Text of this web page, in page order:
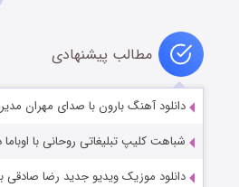
مطالب پیشنهادی
دانلود آهنگ بارون با صدای مهران
شباهت کلیپ تبلیغاتی روحانی با اوباما در سال
دانلود موزیک ویدیو جدید رضا صادقی